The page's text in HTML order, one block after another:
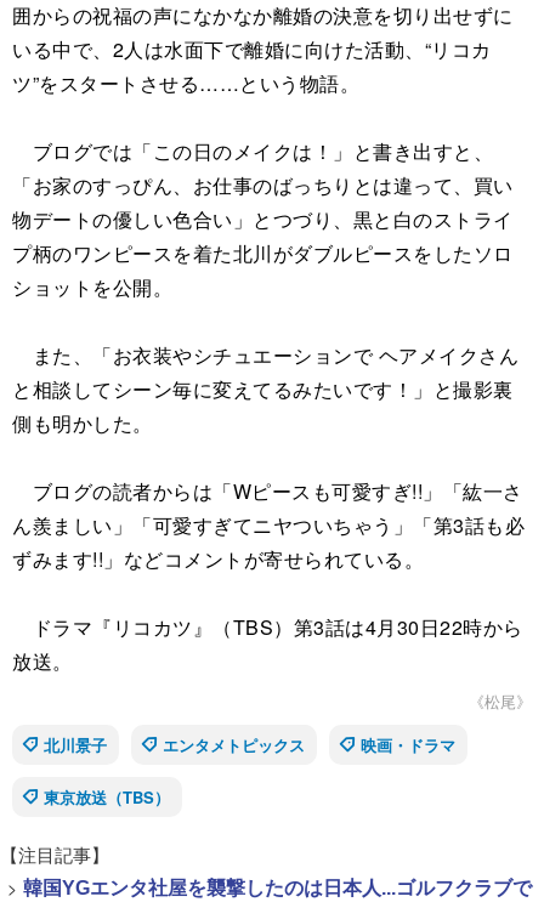
囲からの祝福の声になかなか離婚の決意を切り出せずに
いる中で、2人は水面下で離婚に向けた活動、“リコカ
ツ”をスタートさせる……という物語。
ブログでは「この日のメイクは！」と書き出すと、
「お家のすっぴん、お仕事のばっちりとは違って、買い
物デートの優しい色合い」とつづり、黒と白のストライ
プ柄のワンピースを着た北川がダブルピースをしたソロ
ショットを公開。
また、「お衣装やシチュエーションで ヘアメイクさん
と相談してシーン毎に変えてるみたいです！」と撮影裏
側も明かした。
ブログの読者からは「Wピースも可愛すぎ!!」「紘一さ
ん羨ましい」「可愛すぎてニヤついちゃう」「第3話も必
ずみます!!」などコメントが寄せられている。
ドラマ『リコカツ』（TBS）第3話は4月30日22時から
放送。
《松尾》
北川景子
エンタメトピックス 映画・ドラマ
東京放送（TBS）
【注目記事】
> 韓国YGエンタ社屋を襲撃したのは日本人...ゴルフクラブで